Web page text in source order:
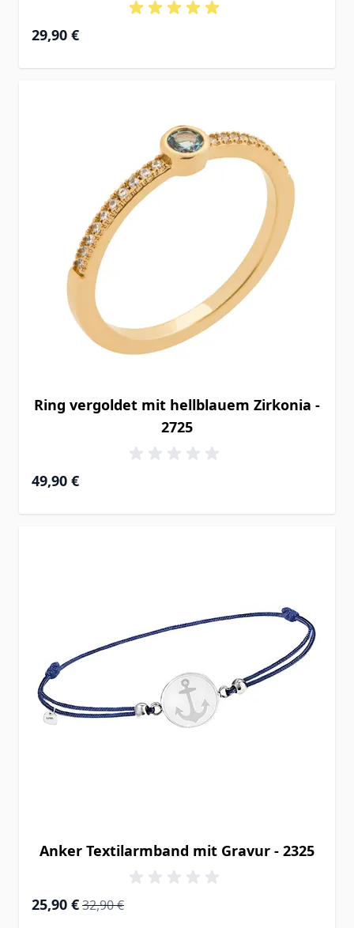
29,90 €
Ring vergoldet mit hellblauem Zirkonia -
2725
49,90 €
Anker Textilarmband mit Gravur - 2325
Special Price
25,90 € Regular Price
32,90 €